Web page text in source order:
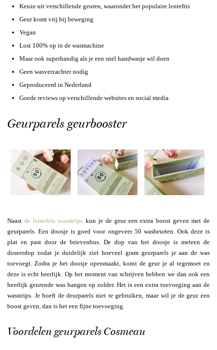
Keuze uit verschillende geuren, waaronder het populaire lentefris
Geur komt vrij bij beweging
Vegan
Lost 100% op in de wasmachine
Maar ook superhandig als je een snel handwasje wil doen
Geen wasverzachter nodig
Geproduceerd in Nederland
Goede reviews op verschillende websites en social media
Geurparels geurbooster
Naastde lentefris wasstrips kun je de geur een extra boost geven met de
geurparels. Een doosje is goed voor ongeveer 50 wasbeurten. Ook deze is
plat en past door de brievenbus. De dop van het doosje is meteen de
doseerdop zodat je duidelijk ziet hoeveel gram geurparels je aan de was
toevoegt. Zodra je het doosje openmaakt, komt de geur je al tegemoet en
deze is echt heerlijk. Op het moment van schrijven hebben we dan ook een
heerlijk geurende was hangen op zolder. Het is een extra toevoeging aan de
wasstrips. Je hoeft de deurparels niet te gebruiken, maar wil je de geur een
boost geven, dan is het een fijne toevoeging.
Voordelen geurparels Cosmeau